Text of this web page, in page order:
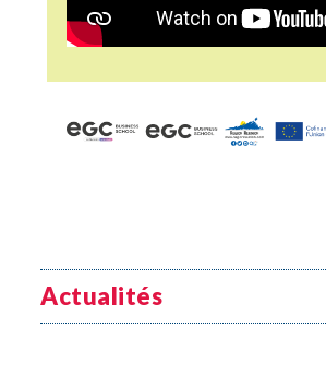
Actualités